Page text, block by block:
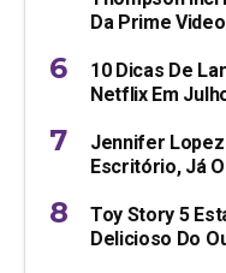
Da Prime Video
10 Dicas De
Netflix Em
Jennifer Lopez
Escritório, Já
Toy Story 5
Delicioso Do